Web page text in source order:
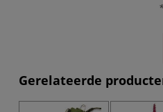
Gerelateerde